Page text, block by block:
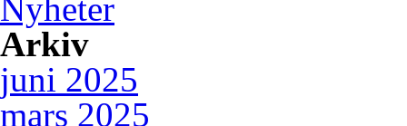
Nyheter
Arkiv
juni 2025
mars 2025